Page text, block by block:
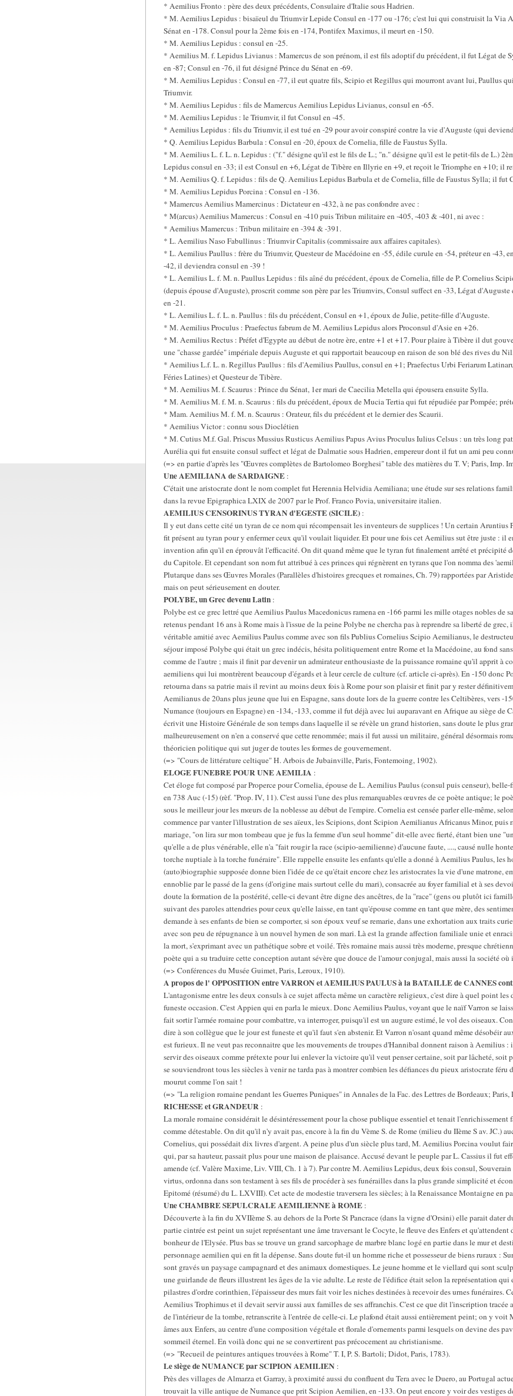
* Aemilius Fronto : père des deux précédents, Consulaire d'Italie sous Hadrien.
* M. Aemilius Lepidus : bisaïeul du Triumvir Lepide Consul en -177 ou -176; c'est lui qui construisit la Via
Sénat en -178. Consul pour la 2ème fois en -174, Pontifex Maximus, il meurt en -150.
* M. Aemilius Lepidus : consul en -25.
* Aemilius M. f. Lepidus Livianus : Mamercus de son prénom, il est fils adoptif du précédent, il fut Légat de
en -87; Consul en -76, il fut désigné Prince du Sénat en -69.
* M. Aemilius Lepidus : Consul en -77, il eut quatre fils, Scipio et Regillus qui mourront avant lui, Paullus
Triumvir.
* M. Aemilius Lepidus : fils de Mamercus Aemilius Lepidus Livianus, consul en -65.
* M. Aemilius Lepidus : le Triumvir, il fut Consul en -45.
* Aemilius Lepidus : fils du Triumvir, il est tué en -29 pour avoir conspiré contre la vie d'Auguste (qui
* Q. Aemilius Lepidus Barbula : Consul en -20, époux de Cornelia, fille de Faustus Sylla.
* M. Aemilius L. f. L. n. Lepidus : ("f." désigne qu'il est le fils de L.; "n." désigne qu'il est le petit-fils de L.)
Lepidus consul en -33; il est Consul en +6, Légat de Tibère en Illyrie en +9, et reçoit le Triomphe en +10; il
* M. Aemilius Q. f. Lepidus : fils de Q. Aemilius Lepidus Barbula et de Cornelia, fille de Faustus Sylla; il fut
* M. Aemilius Lepidus Porcina : Consul en -136.
* Mamercus Aemilius Mamercinus : Dictateur en -432, à ne pas confondre avec :
* M(arcus) Aemilius Mamercus : Consul en -410 puis Tribun militaire en -405, -403 & -401, ni avec :
* Aemilius Mamercus : Tribun militaire en -394 & -391.
* L. Aemilius Naso Fabullinus : Triumvir Capitalis (commissaire aux affaires capitales).
* L. Aemilius Paullus : frère du Triumvir, Questeur de Macédoine en -55, édile curule en -54, préteur en -43,
-42, il deviendra consul en -39 !
* L. Aemilius L. f. M. n. Paullus Lepidus : fils aîné du précédent, époux de Cornelia, fille de P. Cornelius
(depuis épouse d'Auguste), proscrit comme son père par les Triumvirs, Consul suffect en -33, Légat d'Auguste
en -21.
* L. Aemilius L. f. L. n. Paullus : fils du précédent, Consul en +1, époux de Julie, petite-fille d'Auguste.
* M. Aemilius Proculus : Praefectus fabrum de M. Aemilius Lepidus alors Proconsul d'Asie en +26.
* M. Aemilius Rectus : Préfet d'Egypte au début de notre ère, entre +1 et +17. Pour plaire à Tibère il dut
une "chasse gardée" impériale depuis Auguste et qui rapportait beaucoup en raison de son blé des rives du
* Aemilius L.f. L. n. Regillus Paullus : fils d'Aemilius Paullus, consul en +1; Praefectus Urbi Feriarum
Féries Latines) et Questeur de Tibère.
* M. Aemilius M. f. Scaurus : Prince du Sénat, 1er mari de Caecilia Metella qui épousera ensuite Sylla.
* M. Aemilius M. f. M. n. Scaurus : fils du précédent, époux de Mucia Tertia qui fut répudiée par Pompée;
* Mam. Aemilius M. f. M. n. Scaurus : Orateur, fils du précédent et le dernier des Scaurii.
* Aemilius Victor : connu sous Dioclétien
* M. Cutius M.f. Gal. Priscus Mussius Rusticus Aemilius Papus Avius Proculus Iulius Celsus : un très long
Aurélia qui fut ensuite consul suffect et légat de Dalmatie sous Hadrien, empereur dont il fut un ami peu
(=> en partie d'après les "Œuvres complètes de Bartolomeo Borghesi" table des matières du T. V; Paris, Imp.
Une AEMILIANA de SARDAIGNE :
C'était une aristocrate dont le nom complet fut Herennia Helvidia Aemiliana; une étude sur ses relations
dans la revue Epigraphica LXIX de 2007 par le Prof. Franco Povia, universitaire italien.
AEMILIUS CENSORINUS TYRAN d'EGESTE (SICILE) :
Il y eut dans cette cité un tyran de ce nom qui récompensait les inventeurs de supplices ! Un certain Aruntius
fit présent au tyran pour y enfermer ceux qu'il voulait liquider. Et pour une fois cet Aemilius sut être juste : il
invention afin qu'il en éprouvât l'efficacité. On dit quand même que le tyran fut finalement arrêté et précipité
du Capitole. Et cependant son nom fut attribué à ces princes qui régnèrent en tyrans que l'on nomma des
Plutarque dans ses Œuvres Morales (Parallèles d'histoires grecques et romaines, Ch. 79) rapportées par
mais on peut sérieusement en douter.
POLYBE, un Grec devenu Latin :
Polybe est ce grec lettré que Aemilius Paulus Macedonicus ramena en -166 parmi les mille otages nobles de
retenus pendant 16 ans à Rome mais à l'issue de la peine Polybe ne chercha pas à reprendre sa liberté de
véritable amitié avec Aemilius Paulus comme avec son fils Publius Cornelius Scipio Aemilianus, le
séjour imposé Polybe qui était un grec indécis, hésita politiquement entre Rome et la Macédoine, au fond
comme de l'autre ; mais il finit par devenir un admirateur enthousiaste de la puissance romaine qu'il apprit à
aemiliens qui lui montrèrent beaucoup d'égards et à leur cercle de culture (cf. article ci-après). En -150 donc
retourna dans sa patrie mais il revint au moins deux fois à Rome pour son plaisir et finit par y rester
Aemilianus de 20ans plus jeune que lui en Espagne, sans doute lors de la guerre contre les Celtibères, vers -
Numance (toujours en Espagne) en -134, -133, comme il fut déjà avec lui auparavant en Afrique au siège de
écrivit une Histoire Générale de son temps dans laquelle il se révèle un grand historien, sans doute le plus
malheureusement on n'en a conservé que cette renommée; mais il fut aussi un militaire, général désormais
théoricien politique qui sut juger de toutes les formes de gouvernement.
(=> "Cours de littérature celtique" H. Arbois de Jubainville, Paris, Fontemoing, 1902).
ELOGE FUNEBRE POUR UNE AEMILIA :
Cet éloge fut composé par Properce pour Cornelia, épouse de L. Aemilius Paulus (consul puis censeur),
en 738 Auc (-15) (rèf. "Prop. IV, 11). C'est aussi l'une des plus remarquables œuvres de ce poète antique; le
sous le meilleur jour les mœurs de la noblesse au début de l'empire. Cornelia est censée parler elle-même,
commence par vanter l'illustration de ses aïeux, les Scipions, dont Scipion Aemilianus Africanus Minor, puis
mariage, "on lira sur mon tombeau que je fus la femme d'un seul homme" dit-elle avec fierté, étant bien une
qu'elle a de plus vénérable, elle n'a "fait rougir la race (scipio-aemilienne) d'aucune faute, ...., causé nulle
torche nuptiale à la torche funéraire". Elle rappelle ensuite les enfants qu'elle a donné à Aemilius Paulus, les
(auto)biographie supposée donne bien l'idée de ce qu'était encore chez les aristocrates la vie d'une matrone,
ennoblie par le passé de la gens (d'origine mais surtout celle du mari), consacrée au foyer familial et à ses
doute la formation de la postérité, celle-ci devant être digne des ancêtres, de la "race" (gens ou plutôt ici
suivant des paroles attendries pour ceux qu'elle laisse, en tant qu'épouse comme en tant que mère, des
demande à ses enfants de bien se comporter, si son époux veuf se remarie, dans une exhortation aux traits
avec son peu de répugnance à un nouvel hymen de son mari. Là est la grande affection familiale unie et
la mort, s'exprimant avec un pathétique sobre et voilé. Très romaine mais aussi très moderne, presque
poète qui a su traduire cette conception autant sévère que douce de l'amour conjugal, mais aussi la société
(=> Conférences du Musée Guimet, Paris, Leroux, 1910).
A propos de l' OPPOSITION entre VARRON et AEMILIUS PAULUS à la BATAILLE de CANNES
L'antagonisme entre les deux consuls à ce sujet affecta même un caractère religieux, c'est dire à quel point les
funeste occasion. C'est Appien qui en parla le mieux. Donc Aemilius Paulus, voyant que le naïf Varron se
fait sortir l'armée romaine pour combattre, va interroger, puisqu'il est un augure estimé, le vol des oiseaux.
dire à son collègue que le jour est funeste et qu'il faut s'en abstenir. Et Varron n'osant quand même désobéir
est furieux. Il ne veut pas reconnaitre que les mouvements de troupes d'Hannibal donnent raison à Aemilius :
servir des oiseaux comme prétexte pour lui enlever la victoire qu'il veut penser certaine, soit par lâcheté, soit
se souviendront tous les siècles à venir ne tarda pas à montrer combien les défiances du pieux aristocrate
mourut comme l'on sait !
(=> "La religion romaine pendant les Guerres Puniques" in Annales de la Fac. des Lettres de Bordeaux;
RICHESSE et GRANDEUR :
La morale romaine considérait le désintéressement pour la chose publique essentiel et tenait
comme détestable. On dit qu'il n'y avait pas, encore à la fin du Vème S. de Rome (milieu du IIème S av. JC.)
Cornelius, qui possédait dix livres d'argent. A peine plus d'un siècle plus tard, M. Aemilius Porcina voulut
qui, par sa hauteur, passait plus pour une maison de plaisance. Accusé devant le peuple par L. Cassius il fut
amende (cf. Valère Maxime, Liv. VIII, Ch. 1 à 7). Par contre M. Aemilius Lepidus, deux fois consul,
virtus, ordonna dans son testament à ses fils de procéder à ses funérailles dans la plus grande simplicité et
Epitomé (résumé) du L. LXVIII). Cet acte de modestie traversera les siècles; à la Renaissance Montaigne en
Une CHAMBRE SEPULCRALE AEMILIENNE à ROME :
Découverte à la fin du XVIIème S. au dehors de la Porte St Pancrace (dans la vigne d'Orsini) elle parait dater
partie cintrée est peint un sujet représentant une âme traversant le Cocyte, le fleuve des Enfers et qu'attendent
bonheur de l'Elysée. Plus bas se trouve un grand sarcophage de marbre blanc logé en partie dans le mur et
personnage aemilien qui en fit la dépense. Sans doute fut-il un homme riche et possesseur de biens ruraux :
sont gravés un paysage campagnard et des animaux domestiques. Le jeune homme et le viellard qui sont
une guirlande de fleurs illustrent les âges de la vie adulte. Le reste de l'édifice était selon la représentation qui
pilastres d'ordre corinthien, l'épaisseur des murs fait voir les niches destinées à recevoir des urnes funéraires.
Aemilius Trophimus et il devait servir aussi aux familles de ses affranchis. C'est ce que dit l'inscription tracée
de l'intérieur de la tombe, retranscrite à l'entrée de celle-ci. Le plafond était aussi entièrement peint; on y voit
âmes aux Enfers, au centre d'une composition végétale et florale d'ornements parmi lesquels on devine des
sommeil éternel. En voilà donc qui ne se convertirent pas précocement au christianisme.
(=> "Recueil de peintures antiques trouvées à Rome" T. I, P. S. Bartoli; Didot, Paris, 1783).
Le siège de NUMANCE par SCIPION AEMILIEN :
Près des villages de Almarza et Garray, à proximité aussi du confluent du Tera avec le Duero, au Portugal
trouvait la ville antique de Numance que prit Scipion Aemilien, en -133. On peut encore y voir des vestiges